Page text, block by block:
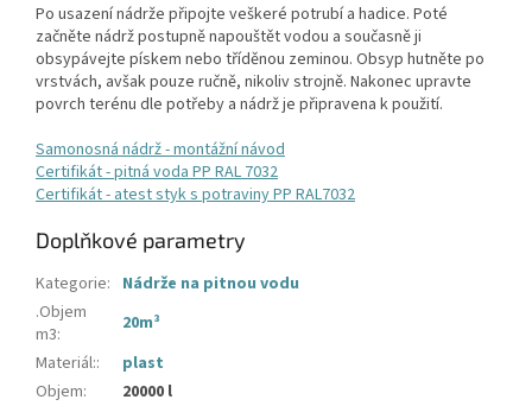
Po usazení nádrže připojte veškeré potrubí a hadice. Poté
začněte nádrž postupně napouštět vodou a současně ji
obsypávejte pískem nebo tříděnou zeminou. Obsyp hutněte po
vrstvách, avšak pouze ručně, nikoliv strojně. Nakonec upravte
povrch terénu dle potřeby a nádrž je připravena k použití.
Samonosná nádrž - montážní návod
Certifikát - pitná voda PP RAL 7032
Certifikát - atest styk s potraviny PP RAL7032
Doplňkové parametry
Kategorie: Nádrže na pitnou vodu
.Objem
m3:
20m³
Materiál::
plast
Objem:
20000 l